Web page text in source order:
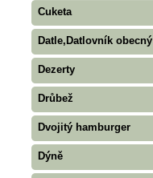
Cuketa
Datle,Datlovník obecný
Dezerty
Drůbež
Dvojitý hamburger
Dýně